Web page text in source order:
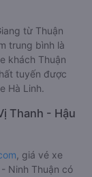
từ Thuận
trung bình là
khách Thuận
tuyến được
Hà Linh.
Thanh - Hậu
, giá vé xe
Ninh Thuận có